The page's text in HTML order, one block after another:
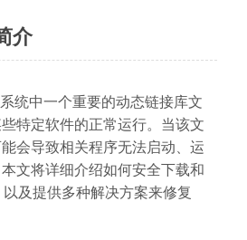
介
统中一个重要的动态链接库文
特定软件的正常运行。当该文
会导致相关程序无法启动、运
文将详细介绍如何安全下载和
及提供多种解决方案来修复